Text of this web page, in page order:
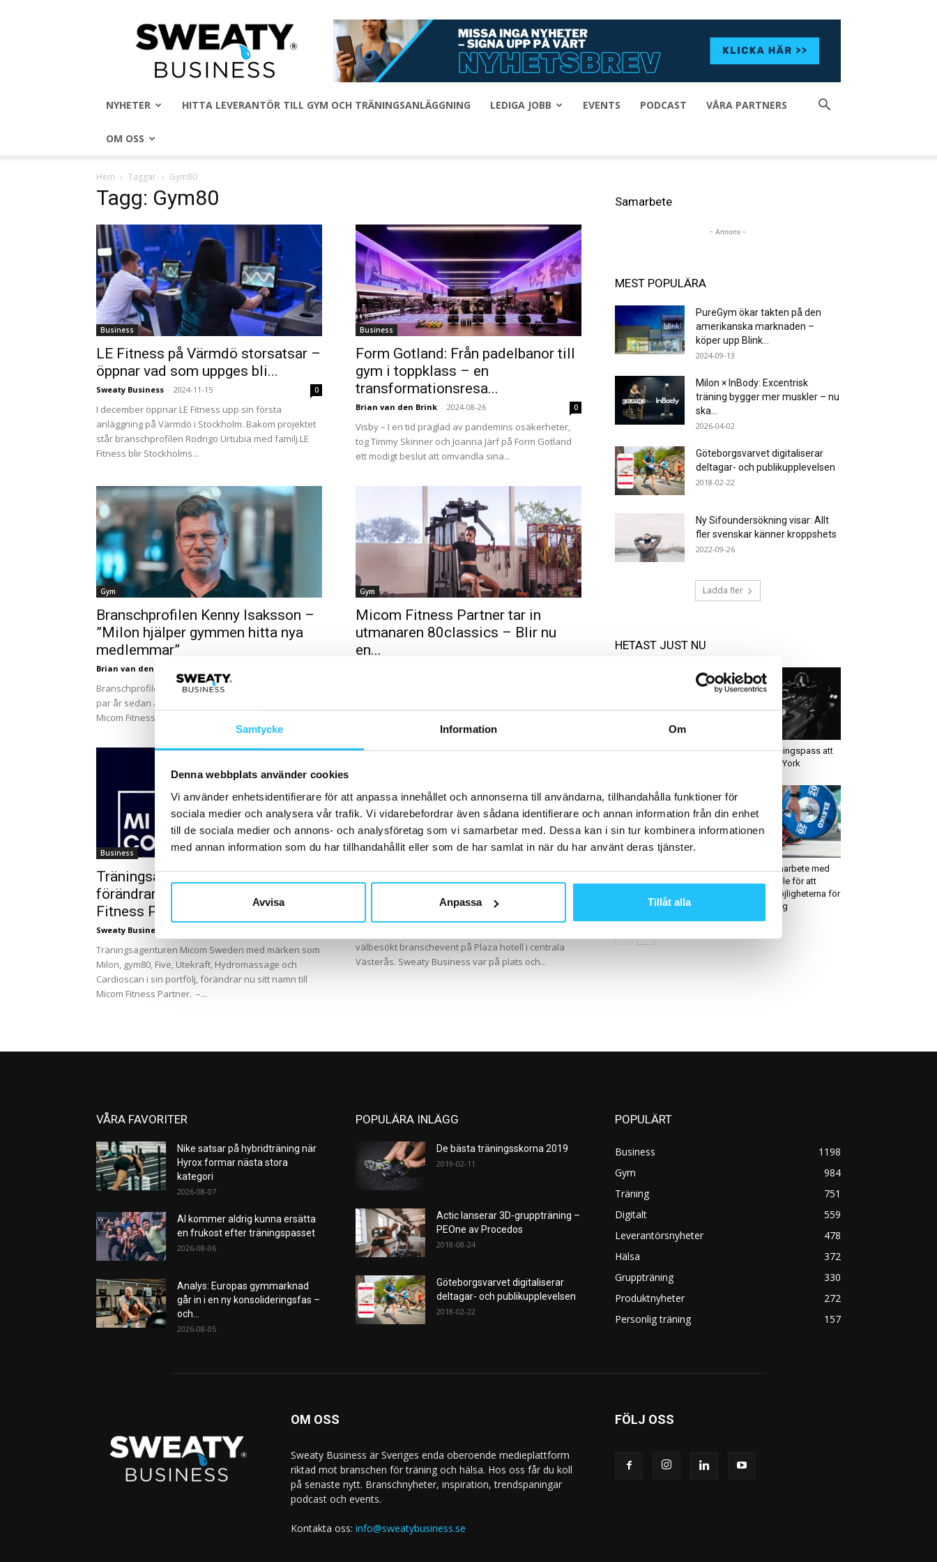
Samtycke Information Om
Denna webbplats använder cookies
Vi använder enhetsidentifierare för att anpassa innehållet och annonserna till användarna, tillhandahålla funktioner för
sociala medier och analysera vår trafik. Vi vidarebefordrar även sådana identifierare och annan information från din enhet
till de sociala medier och annons- och analysföretag som vi samarbetar med. Dessa kan i sin tur kombinera informationen
med annan information som du har tillhandahållit eller som de har samlat in när du har använt deras tjänster.
Avvisa Anpassa Tillåt alla
Sweaty
Business
NYHETER HITTA LEVERANTÖR TILL GYM OCH TRÄNINGSANLÄGGNING LEDIGA JOBB EVENTS PODCAST VÅRA PARTNERS
OM OSS
Hem Taggar Gym80
Tagg: Gym80
Business
LE Fitness på Värmdö storsatsar –
öppnar vad som uppges bli...
Sweaty Business - 2024-11-15 0
I december öppnar LE Fitness upp sin första
anläggning på Värmdö i Stockholm. Bakom projektet
står branschprofilen Rodrigo Urtubia med familj.LE
Fitness blir Stockholms...
Business
Form Gotland: Från padelbanor till
gym i toppklass – en
transformationsresa...
Brian van den Brink - 2024-08-26 0
Visby – I en tid präglad av pandemins osäkerheter,
tog Timmy Skinner och Joanna Järf på Form Gotland
ett modigt beslut att omvandla sina...
Gym
Branschprofilen Kenny Isaksson –
”Milon hjälper gymmen hitta nya
medlemmar”
Brian van den Brink
Branschprofilen Kenny Isaksson tog steget för ett
par år sedan att starta sin egen träningsagentur –
Micom Fitness Partner. Ett av koncepten som de...
Gym
Micom Fitness Partner tar in
utmanaren 80classics – Blir nu
en...
Business
Träningsagenturen Micom
förändrar sitt namn – blir Micom
Fitness Partner
Sweaty Business
Träningsagenturen Micom Sweden med märken som
Milon, gym80, Five, Utekraft, Hydromassage och
Cardioscan i sin portfölj, förändrar nu sitt namn till
Micom Fitness Partner. –...
Business
Bildextra: Mi-Coms Gym &
Network Expo 2022
välbesökt branschevent på Plaza hotell i centrala
Västerås. Sweaty Business var på plats och...
Samarbete
- Annons -
MEST POPULÄRA
PureGym ökar takten på den
amerikanska marknaden –
köper upp Blink...
2024-09-13
Milon × InBody: Excentrisk
träning bygger mer muskler – nu
ska...
2026-04-02
Göteborgsvarvet digitaliserar
deltagar- och publikupplevelsen
2018-02-22
Ny Sifoundersökning visar: Allt
fler svenskar känner kroppshets
2022-09-26
Ladda fler
HETAST JUST NU
Eleiko satsar på tillväxt
7 coola träningspass att
testa i New York
Gym
Gymleco sätter punkt för
2023 genom att släppa
Eleiko i samarbete med
Innowearable för att
utveckla möjligheterna för
styrketräning
VÅRA FAVORITER
Nike satsar på hybridträning när
Hyrox formar nästa stora
kategori
2026-08-07
AI kommer aldrig kunna ersätta
en frukost efter träningspasset
2026-08-06
Analys: Europas gymmarknad
går in i en ny konsolideringsfas –
och...
2026-08-05
POPULÄRA INLÄGG
De bästa träningsskorna 2019
2019-02-11
Actic lanserar 3D-gruppträning –
PEOne av Procedos
2018-08-24
Göteborgsvarvet digitaliserar
deltagar- och publikupplevelsen
2018-02-22
POPULÄRT
Business
1198
Gym
984
Träning
751
Digitalt
559
Leverantörsnyheter
478
Hälsa
372
Gruppträning
330
Produktnyheter
272
Personlig träning
157
OM OSS
Sweaty Business är Sveriges enda oberoende medieplattform
riktad mot branschen för träning och hälsa. Hos oss får du koll
på senaste nytt. Branschnyheter, inspiration, trendspaningar
podcast och events.
Kontakta oss: info@sweatybusiness.se
FÖLJ OSS